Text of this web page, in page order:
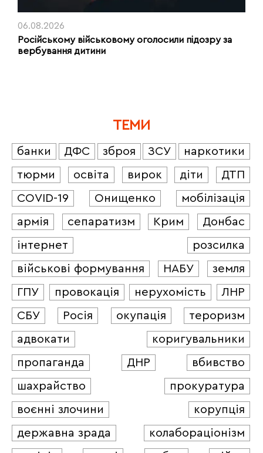
06.08.2026
Російському військовому оголосили підозру за
вербування дитини
ТЕМИ
банки ДФС зброя ЗСУ
наркотики
тюрми
освіта вирок діти
ДТП
COVID-19
Онищенко
мобілізація
армія
сепаратизм Крим
Донбас
інтернет
розсилка
військові формування
НАБУ
земля
ГПУ
провокація нерухомість
ЛНР
СБУ
Росія окупація
тероризм
адвокати
коригувальники
пропаганда
ДНР
вбивство
шахрайство
прокуратура
воєнні злочини
корупція
державна зрада
колабораціонізм